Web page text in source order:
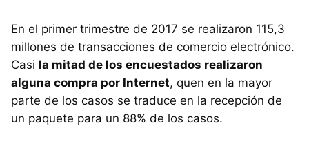
En el primer trimestre de 2017 se realizaron 115,3
millones de transacciones de comercio electrónico.
Casi la mitad de los encuestados realizaron
alguna compra por Internet, quen en la mayor
parte de los casos se traduce en la recepción de
un paquete para un 88% de los casos.